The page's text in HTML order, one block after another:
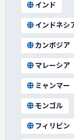
インド
インドネシ
カンボジア
マレーシア
ミャンマー
モンゴル
フィリピン